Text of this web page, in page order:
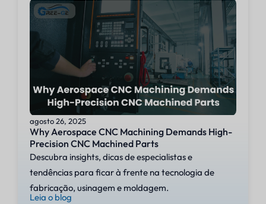
agosto 26, 2025
Why Aerospace CNC Machining Demands High-
Precision CNC Machined Parts
Descubra insights, dicas de especialistas e
tendências para ficar à frente na tecnologia de
fabricação, usinagem e moldagem.
Leia o blog